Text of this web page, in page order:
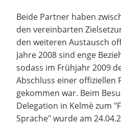
Beide Partner haben
den vereinbarten
den weiteren Austausch
Jahre 2008 sind enge
sodass im Frühjahr 2009
Abschluss einer offiziellen
gekommen war. Beim
Delegation in Kelmè zum
Sprache" wurde am